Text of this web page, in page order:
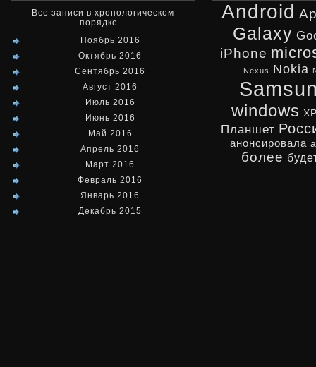
Все записи в хронологическом
порядке...
Ноябрь 2016
Октябрь 2016
Сентябрь 2016
Август 2016
Июль 2016
Июнь 2016
Май 2016
Апрель 2016
Март 2016
Февраль 2016
Январь 2016
Декабрь 2015
Android
Galaxy
iPhone
Nexus Nokia
windows
Планшет
анонсировала
более